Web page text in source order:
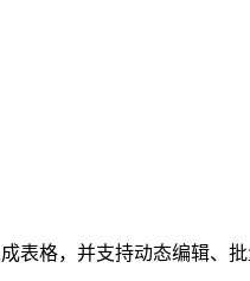
表格，并支持动态编辑、批